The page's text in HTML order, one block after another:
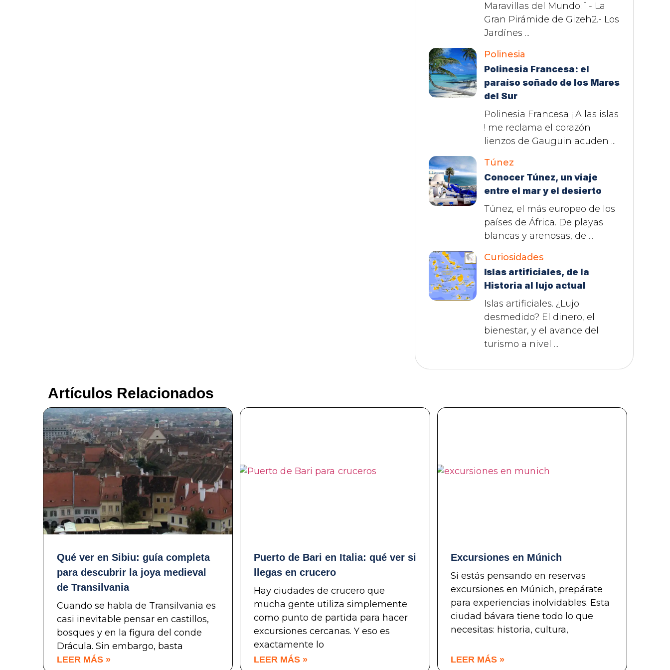
Maravillas del Mundo: 1.- La
Gran Pirámide de Gizeh2.- Los
Jardínes ...
Polinesia
Polinesia Francesa: el
paraíso soñado de los Mares
del Sur
Polinesia Francesa ¡ A las islas
! me reclama el corazón
lienzos de Gauguin acuden ...
Túnez
Conocer Túnez, un viaje
entre el mar y el desierto
Túnez, el más europeo de los
países de África. De playas
blancas y arenosas, de ...
Curiosidades
Islas artificiales, de la
Historia al lujo actual
Islas artificiales. ¿Lujo
desmedido? El dinero, el
bienestar, y el avance del
turismo a nivel ...
Artículos Relacionados
Qué ver en Sibiu: guía completa
para descubrir la joya medieval
de Transilvania
Cuando se habla de Transilvania es
casi inevitable pensar en castillos,
bosques y en la figura del conde
Drácula. Sin embargo, basta
LEER MÁS »
Puerto de Bari en Italia: qué ver si
llegas en crucero
Hay ciudades de crucero que
mucha gente utiliza simplemente
como punto de partida para hacer
excursiones cercanas. Y eso es
exactamente lo
LEER MÁS »
Excursiones en Múnich
Si estás pensando en reservas
excursiones en Múnich, prepárate
para experiencias inolvidables. Esta
ciudad bávara tiene todo lo que
necesitas: historia, cultura,
LEER MÁS »